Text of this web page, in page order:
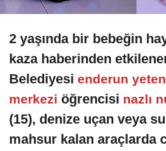
2 yaşında bir bebeğin
kaza haberinden
Belediyesi enderun
merkezi öğrencisi nazlı
(15), denize uçan veya
mahsur kalan araçlarda